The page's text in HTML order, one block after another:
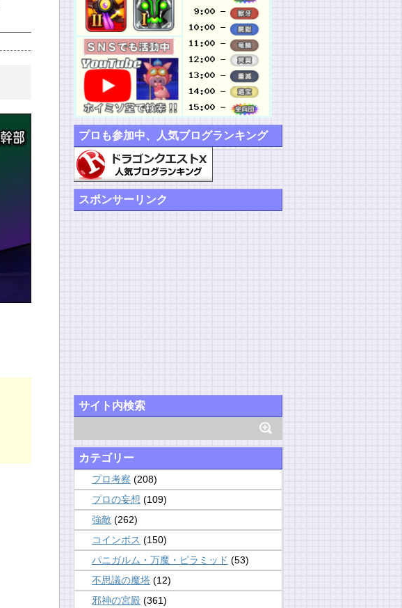
プロも参加中、人気ブログランキング
スポンサーリンク
サイト内検索
カテゴリー
プロ考察 (208)
プロの妄想 (109)
強敵 (262)
コインボス (150)
パニガルム・万魔・ピラミッド (53)
不思議の魔塔 (12)
邪神の宮殿 (361)